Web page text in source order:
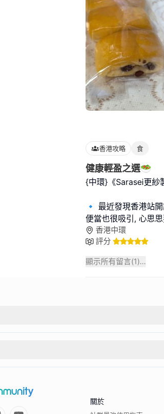
香港攻略 食
健康輕盈之選🥗
{中環}《Sarasei更紗
🔹️ 最近發現香港站
便當也很吸引, 心思
香港中環
評分
顯示所有留言(1)...
關於